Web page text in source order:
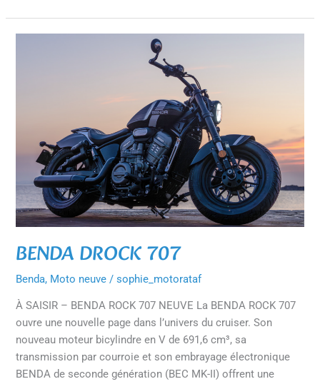
BENDA DROCK 707
Benda, Moto neuve /sophie_motorataf
À SAISIR – BENDA ROCK 707 NEUVE La BENDA ROCK 707
ouvre une nouvelle page dans l’univers du cruiser. Son
nouveau moteur bicylindre en V de 691,6 cm³, sa
transmission par courroie et son embrayage électronique
BENDA de seconde génération (BEC MK-II) offrent une